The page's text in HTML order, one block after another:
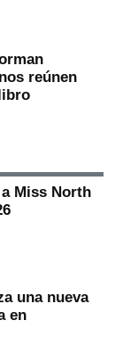
reúnen
Miss North
una nueva
en